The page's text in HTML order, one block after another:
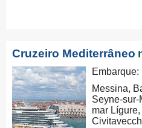
Cruzeiro Mediterrâneo
Embarque:
Messina,
Seyne-sur-
mar